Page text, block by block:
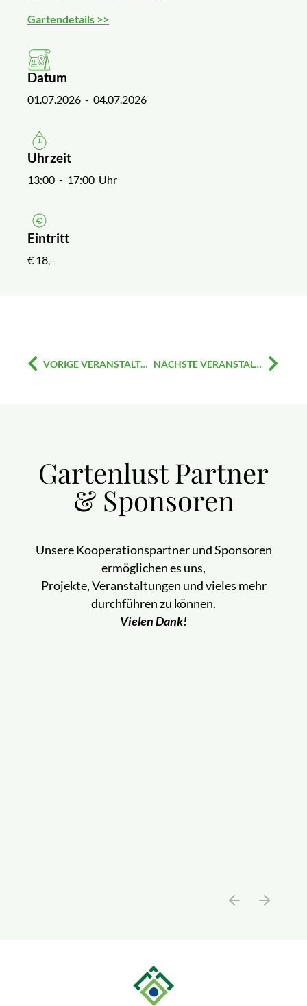
Gartendetails >>
Datum
01.07.2026 - 04.07.2026
Uhrzeit
13:00 - 17:00 Uhr
Eintritt
€ 18,-
VORIGE VERANSTALTUNG NÄCHSTE VERANSTALTUNG
Gartenlust Partner
& Sponsoren
Unsere Kooperationspartner und Sponsoren
ermöglichen es uns,
Projekte, Veranstaltungen und vieles mehr
durchführen zu können.
Vielen Dank!